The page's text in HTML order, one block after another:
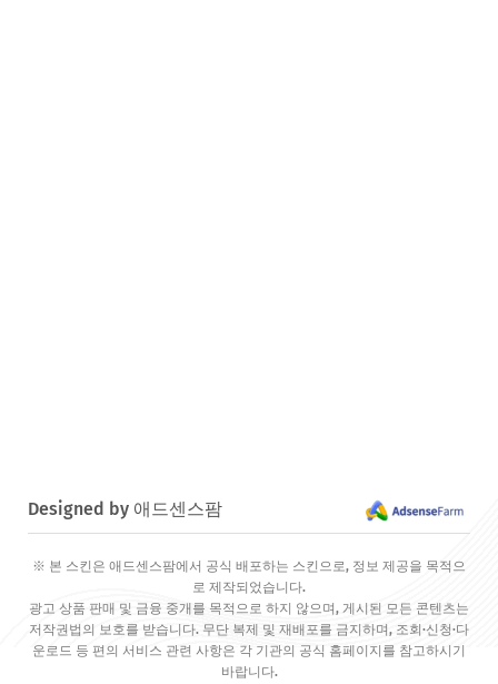
Designed by 애드센스팜
※ 본 스킨은 애드센스팜에서 공식 배포하는 스킨으로, 정보 제공을 목적으
로 제작되었습니다.
광고 상품 판매 및 금융 중개를 목적으로 하지 않으며, 게시된 모든 콘텐츠는
저작권법의 보호를 받습니다. 무단 복제 및 재배포를 금지하며, 조회·신청·다
운로드 등 편의 서비스 관련 사항은 각 기관의 공식 홈페이지를 참고하시기
바랍니다.